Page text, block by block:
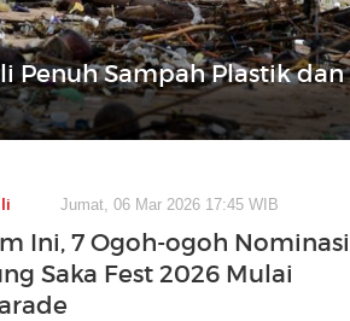
Penuh Sampah Plastik dan
Jumat, 06 Mar 2026 17:45 WIB
Ini, 7 Ogoh-ogoh Nominasi
Saka Fest 2026 Mulai